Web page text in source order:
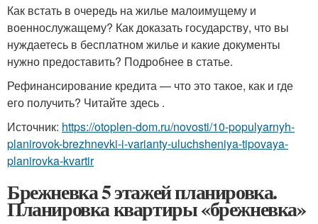
Как встать в очередь на жилье малоимущему и
военнослужащему? Как доказать государству, что вы
нуждаетесь в бесплатном жилье и какие документы
нужно предоставить? Подробнее в статье.
Рефинансирование кредита — что это такое, как и где
его получить? Читайте здесь .
Источник: https://otoplen-dom.ru/novosti/10-populyarnyh-
planirovok-brezhnevki-i-varianty-uluchsheniya-tipovaya-
planirovka-kvartir
Брежневка 5 этажей планировка.
Планировка квартиры «брежневка»